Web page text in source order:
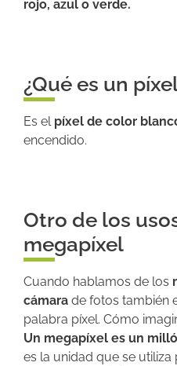
rojo, azul o verde.
¿Qué es un
Es el píxel de color
encendido.
Otro de los
megapíxel
Cuando hablamos de los
cámara de fotos también
palabra píxel. Cómo
Un megapíxel es un
es la unidad que se